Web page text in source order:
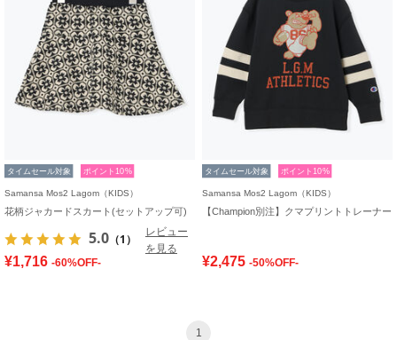
タイムセール対象 ポイント10%
Samansa Mos2 Lagom（KIDS）
花柄ジャカードスカート(セットアップ可)
5.0 （1）
レビュー
を見る
¥1,716 -60%OFF-
タイムセール対象 ポイント10%
Samansa Mos2 Lagom（KIDS）
【Champion別注】クマプリントトレーナー
¥2,475 -50%OFF-
1